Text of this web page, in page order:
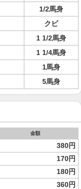
1/2馬身
クビ
1 1/2馬身
1 1/4馬身
1馬身
5馬身
金額
380円
170円
180円
360円